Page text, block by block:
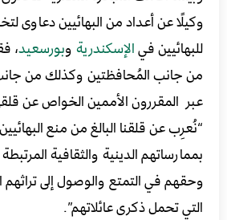
وكيلًا عن أعداد من البهائيين دعاوى
للبهائيين فيالإسكندريةوبورسعيد،
من جانب المُحافظتين وكذلك من
عبر المقررون الأممين الخواص عن
“نُعرِب عن قلقنا البالغ من منع
بممارساتهم الدينية والثقافية
وحقهم في التمتع والوصول إلى تراثهم
التي تحمل ذكرى عائلاتهم”.